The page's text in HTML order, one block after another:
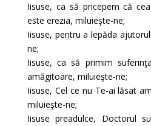
Iisuse, ca să pricepem că
este erezia, miluieşte-ne;
Iisuse, pentru a lepăda
ne;
Iisuse, ca să primim
amăgitoare, miluieşte-ne;
Iisuse, Cel ce nu Te-ai lăsat
miluieşte-ne;
Iisuse preadulce, Doctorul